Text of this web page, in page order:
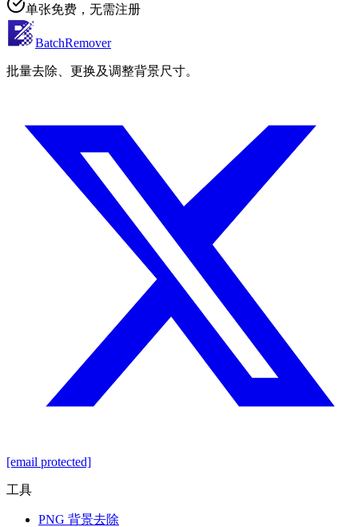
单张免费，无需注册
BatchRemover
批量去除、更换及调整背景尺寸。
[email protected]
工具
PNG 背景去除